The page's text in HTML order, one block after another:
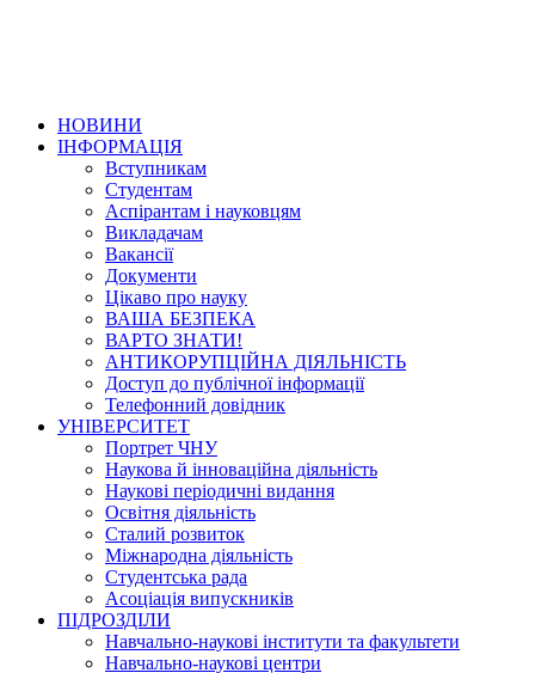
НОВИНИ
ІНФОРМАЦІЯ
Вступникам
Студентам
Аспірантам і науковцям
Викладачам
Вакансії
Документи
Цікаво про науку
ВАША БЕЗПЕКА
ВАРТО ЗНАТИ!
АНТИКОРУПЦІЙНА ДІЯЛЬНІСТЬ
Доступ до публічної інформації
Телефонний довідник
УНІВЕРСИТЕТ
Портрет ЧНУ
Наукова й інноваційна діяльність
Наукові періодичні видання
Освітня діяльність
Сталий розвиток
Міжнародна діяльність
Студентська рада
Асоціація випускників
ПІДРОЗДІЛИ
Навчально-наукові інститути та факультети
Навчально-наукові центри